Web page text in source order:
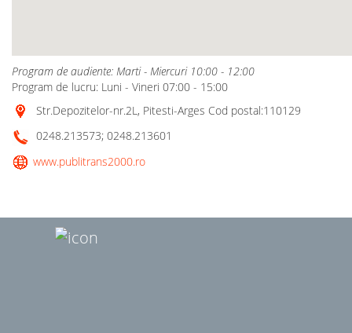
Program de audiente: Marti - Miercuri 10:00 - 12:00
Program de lucru: Luni - Vineri 07:00 - 15:00
Str.Depozitelor-nr.2L, Pitesti-Arges Cod postal:110129
0248.213573; 0248.213601
www.publitrans2000.ro